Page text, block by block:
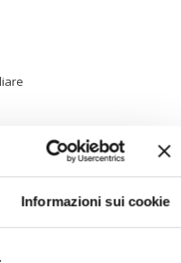
Informazioni sui cookie
Cerca